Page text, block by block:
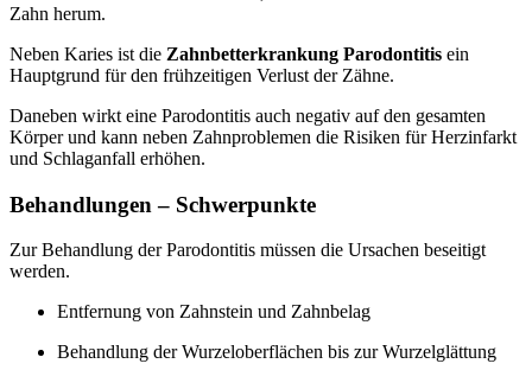
Zahn herum.
Neben Karies ist die Zahnbetterkrankung Parodontitis ein
Hauptgrund für den frühzeitigen Verlust der Zähne.
Daneben wirkt eine Parodontitis auch negativ auf den gesamten
Körper und kann neben Zahnproblemen die Risiken für Herzinfarkt
und Schlaganfall erhöhen.
Behandlungen – Schwerpunkte
Zur Behandlung der Parodontitis müssen die Ursachen beseitigt
werden.
Entfernung von Zahnstein und Zahnbelag
Behandlung der Wurzeloberflächen bis zur Wurzelglättung